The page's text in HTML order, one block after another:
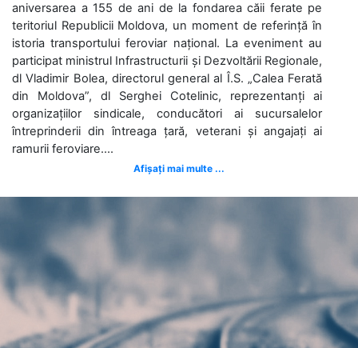
aniversarea a 155 de ani de la fondarea căii ferate pe
teritoriul Republicii Moldova, un moment de referință în
istoria transportului feroviar național. La eveniment au
participat ministrul Infrastructurii și Dezvoltării Regionale,
dl Vladimir Bolea, directorul general al Î.S. „Calea Ferată
din Moldova”, dl Serghei Cotelinic, reprezentanți ai
organizațiilor sindicale, conducători ai sucursalelor
întreprinderii din întreaga țară, veterani și angajați ai
ramurii feroviare....
Afișați mai multe ...